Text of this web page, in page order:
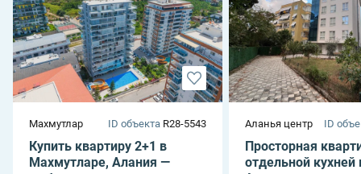
Махмутлар ID объекта R28-5543
Купить квартиру 2+1 в
Махмутларе, Алания —
Аланья центр ID
Просторная
отдельной кухней